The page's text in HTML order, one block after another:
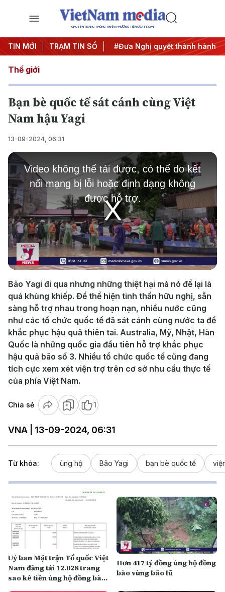
CHUYÊN TRANG THÔNG TIN ĐA PHƯƠNG TIỆN CỦA TTXVN
TIN MỚI TRẠM TIN SỐ
ương 3 #APEC 2027 #Đưa Nghị quyết thành hành
Thế giới
Bạn bè quốc tế sát cánh cùng Việt
Nam hậu Yagi
13-09-2024, 06:31
Play
Video
This
is
modal
window.
Video không thể tải được, có thể do kết
nối mạng bị lỗi hoặc định dạng không
được hỗ trợ.
Bão Yagi đi qua nhưng những thiệt hại mà nó để lại là
quá khủng khiếp. Để thể hiện tinh thần hữu nghị, sẵn
sàng hỗ trợ nhau trong hoạn nạn, nhiều nước cũng
như các tổ chức quốc tế đã sát cánh cùng nước ta để
khắc phục hậu quả thiên tai. Australia, Mỹ, Nhật, Hàn
Quốc là những quốc gia đầu tiên hỗ trợ khắc phục
hậu quả bão số 3. Nhiều tổ chức quốc tế cũng đang
tích cực xem xét viện trợ trên cơ sở nhu cầu thực tế
của phía Việt Nam.
Chia sẻ 1
VNA | 13-09-2024, 06:31
Từ khóa: ủng hộ Bão Yagi bạn bè quốc tế
Uỷ ban Mặt trận Tổ quốc Việt
Nam đăng tải 12.028 trang
sao kê tiền ủng hộ đồng bào
Hơn 417 tỷ đồng ủng hộ đồng
bào vùng bão lũ